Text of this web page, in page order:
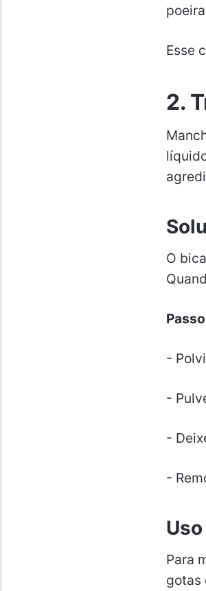
Esse
2.
O
-
-
-
-
Para
gotas